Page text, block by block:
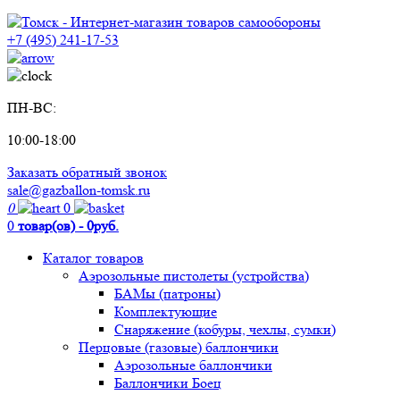
+7 (495) 241-17-53
ПН-ВС:
10:00-18:00
Заказать обратный звонок
sale@gazballon-tomsk.ru
0
0
0 товар(ов) - 0руб.
Каталог товаров
Аэрозольные пистолеты (устройства)
БАМы (патроны)
Комплектующие
Снаряжение (кобуры, чехлы, сумки)
Перцовые (газовые) баллончики
Аэрозольные баллончики
Баллончики Боец